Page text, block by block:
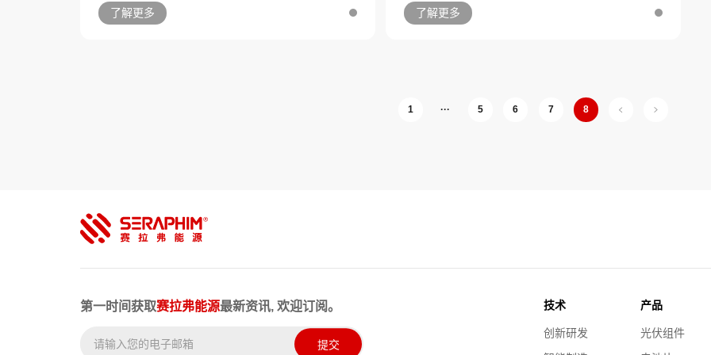
了解更多 了解更多
1 ··· 5 6 7 8
第一时间获取赛拉弗能源最新资讯, 欢迎订阅。
提交
技术
创新研发
产品
光伏组件